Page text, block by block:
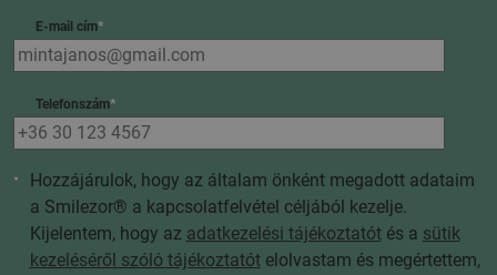
E-mail cím*
Telefonszám*
Hozzájárulok, hogy az általam önként megadott adataim
a Smilezor® a kapcsolatfelvétel céljából kezelje.
Kijelentem, hogy az adatkezelési tájékoztatótés a sütik
kezeléséről szóló tájékoztatótelolvastam és megértettem,